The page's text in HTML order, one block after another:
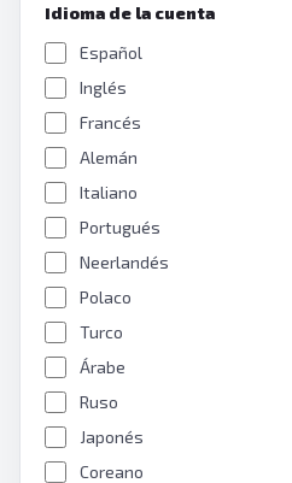
Idioma de la cuenta
Español
Inglés
Francés
Alemán
Italiano
Portugués
Neerlandés
Polaco
Turco
Árabe
Ruso
Japonés
Coreano